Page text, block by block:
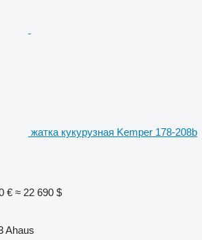
жатка кукурузная Kemper 178-208b
€ ≈ 22 690 $
Ahaus